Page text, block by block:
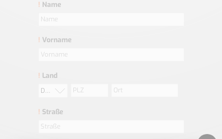
! Name
! Vorname
! Land
Deutschland
! Straße